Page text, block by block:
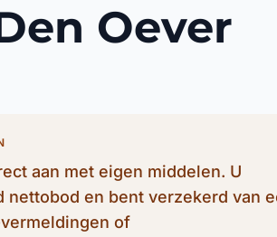
Oever
aan met eigen middelen. U
en bent verzekerd van
of